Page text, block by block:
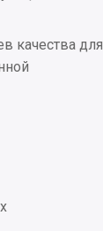
качества для